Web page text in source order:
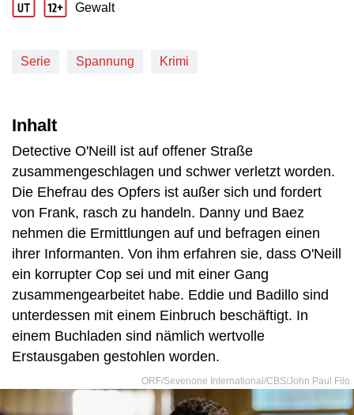
Jugendschutz Beschreibung: Gewalt
Gewalt
Serie Spannung Krimi
Inhalt
Detective O'Neill ist auf offener Straße
zusammengeschlagen und schwer verletzt worden.
Die Ehefrau des Opfers ist außer sich und fordert
von Frank, rasch zu handeln. Danny und Baez
nehmen die Ermittlungen auf und befragen einen
ihrer Informanten. Von ihm erfahren sie, dass O'Neill
ein korrupter Cop sei und mit einer Gang
zusammengearbeitet habe. Eddie und Badillo sind
unterdessen mit einem Einbruch beschäftigt. In
einem Buchladen sind nämlich wertvolle
Erstausgaben gestohlen worden.
ORF/Sevenone International/CBS/John Paul Filo